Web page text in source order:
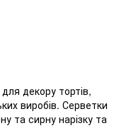
декору тортів,
виробів. Серветки
та сирну нарізку та